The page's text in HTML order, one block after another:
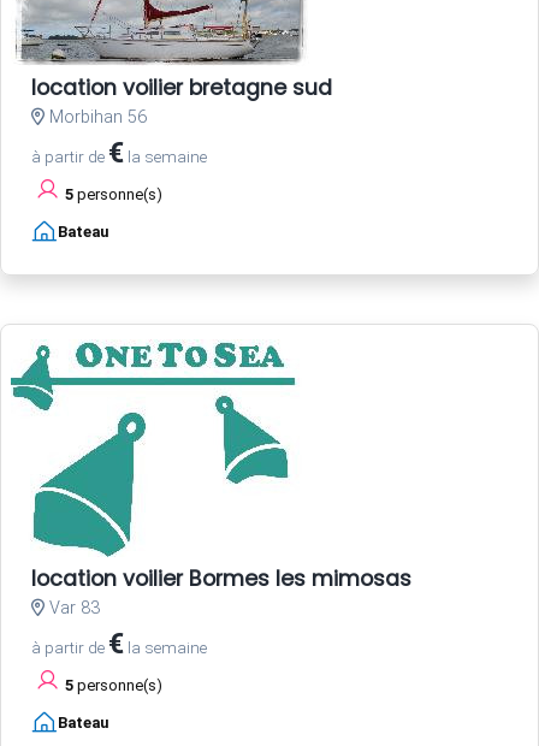
location voilier bretagne sud
Morbihan 56
à partir de € la semaine
5 personne(s)
Bateau
location voilier Bormes les mimosas
Var 83
à partir de € la semaine
5 personne(s)
Bateau